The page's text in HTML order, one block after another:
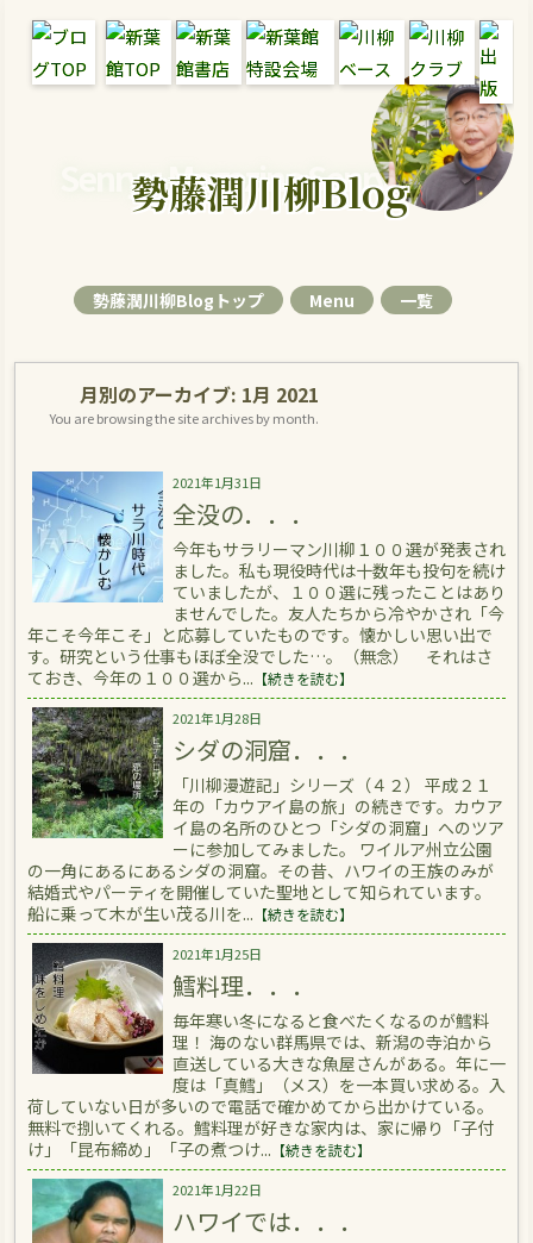
Senryu Magazine Senryu Blog
勢藤潤川柳Blog
勢藤潤川柳Blogトップ Menu 一覧
月別のアーカイブ: 1月 2021
You are browsing the site archives by month.
2021年1月31日
全没の．．．
今年もサラリーマン川柳１００選が発表され
ました。私も現役時代は十数年も投句を続け
ていましたが、１００選に残ったことはあり
ませんでした。友人たちから冷やかされ「今
年こそ今年こそ」と応募していたものです。懐かしい思い出で
す。研究という仕事もほぼ全没でした…。（無念） それはさ
ておき、今年の１００選から... 【続きを読む】
2021年1月28日
シダの洞窟．．．
「川柳漫遊記」シリーズ（４２） 平成２１
年の「カウアイ島の旅」の続きです。カウア
イ島の名所のひとつ「シダの洞窟」へのツア
ーに参加してみました。 ワイルア州立公園
の一角にあるにあるシダの洞窟。その昔、ハワイの王族のみが
結婚式やパーティを開催していた聖地として知られています。
船に乗って木が生い茂る川を... 【続きを読む】
2021年1月25日
鱈料理．．．
毎年寒い冬になると食べたくなるのが鱈料
理！ 海のない群馬県では、新潟の寺泊から
直送している大きな魚屋さんがある。年に一
度は「真鱈」（メス）を一本買い求める。入
荷していない日が多いので電話で確かめてから出かけている。
無料で捌いてくれる。鱈料理が好きな家内は、家に帰り「子付
け」「昆布締め」「子の煮つけ... 【続きを読む】
2021年1月22日
ハワイでは．．．